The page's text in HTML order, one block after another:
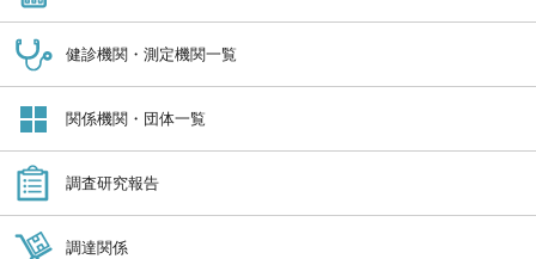
健診機関・測定機関一覧
関係機関・団体一覧
調査研究報告
調達関係